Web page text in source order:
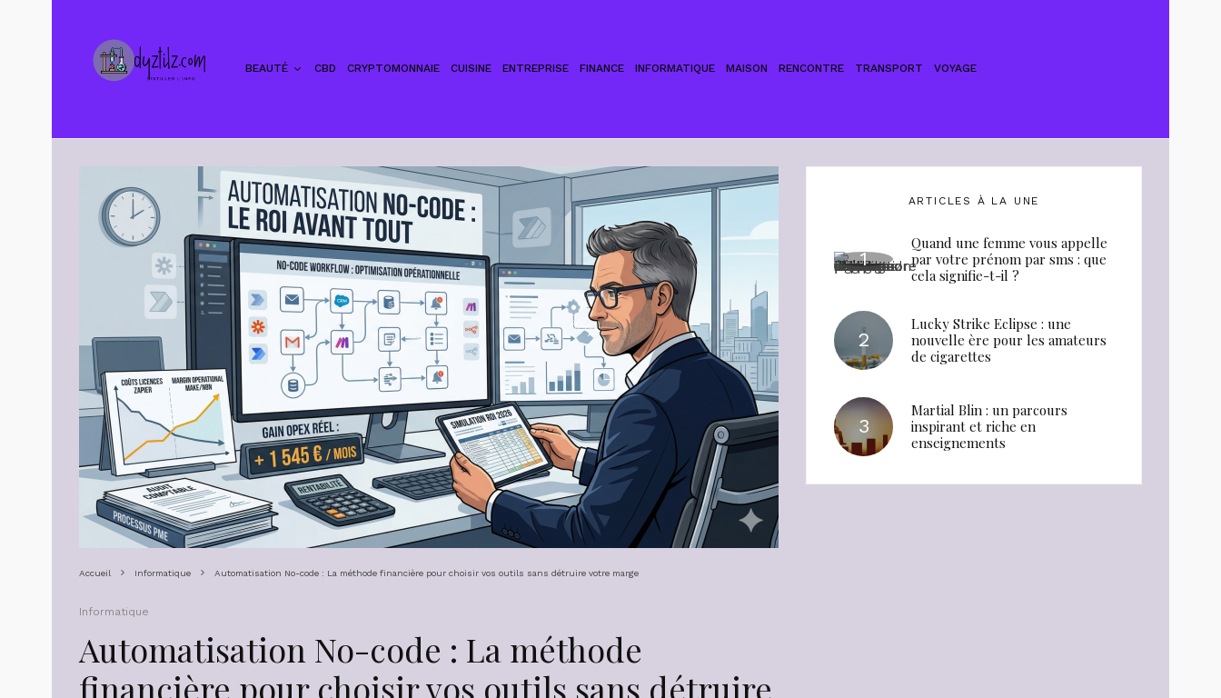
BEAUTÉ CBD CRYPTOMONNAIE CUISINE ENTREPRISE FINANCE INFORMATIQUE MAISON RENCONTRE TRANSPORT VOYAGE
Accueil Informatique Automatisation No-code : La méthode financière pour choisir vos outils sans détruire votre marge
Informatique
Automatisation No-code : La méthode
financière pour choisir vos outils sans détruire
ARTICLES À LA UNE
Quand une femme vous appelle
par votre prénom par sms : que
cela signifie-t-il ?
Lucky Strike Eclipse : une
nouvelle ère pour les amateurs
de cigarettes
Martial Blin : un parcours
inspirant et riche en
enseignements